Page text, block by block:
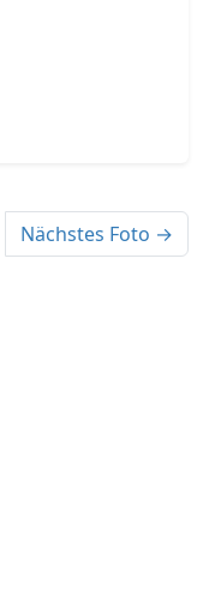
Nächstes Foto →